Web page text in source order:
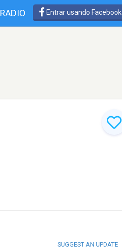
RADIO Entrar usando Facebook
SUGGEST AN UPDATE